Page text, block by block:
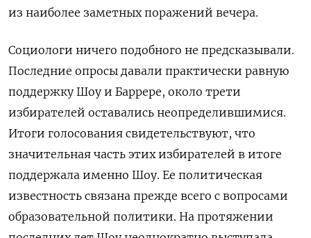
из наиболее заметных поражений вечера.
Социологи ничего подобного не предсказывали.
Последние опросы давали практически равную
поддержку Шоу и Баррере, около трети
избирателей оставались неопределившимися.
Итоги голосования свидетельствуют, что
значительная часть этих избирателей в итоге
поддержала именно Шоу. Ее политическая
известность связана прежде всего с вопросами
образовательной политики. На протяжении